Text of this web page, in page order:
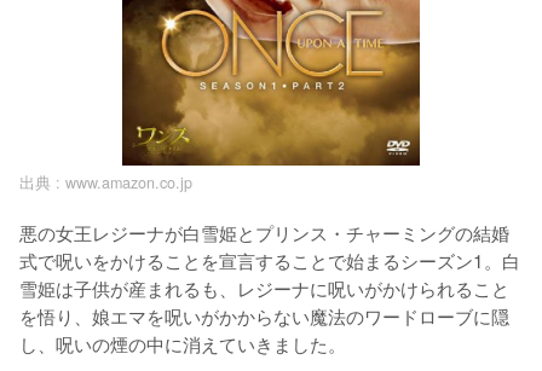
出典 : www.amazon.co.jp
悪の女王レジーナが白雪姫とプリンス・チャーミングの結婚
式で呪いをかけることを宣言することで始まるシーズン1。白
雪姫は子供が産まれるも、レジーナに呪いがかけられること
を悟り、娘エマを呪いがかからない魔法のワードローブに隠
し、呪いの煙の中に消えていきました。